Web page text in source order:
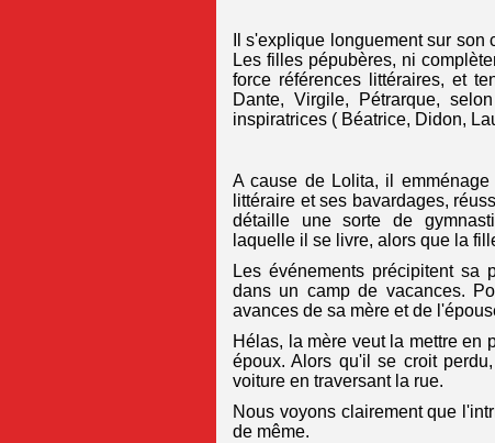
Il s'explique longuement sur
Les filles pépubères, ni
force références littéraires, et
Dante, Virgile, Pétrarque,
inspiratrices ( Béatrice, Didon,
A cause de Lolita, il
littéraire et ses bavardages,
détaille une sorte de
laquelle il se livre, alors que la
Les événements précipitent sa
dans un camp de vacances.
avances de sa mère et de
Hélas, la mère veut la mettre en
époux. Alors qu'il se croit
voiture en traversant la rue.
Nous voyons clairement que
de même.